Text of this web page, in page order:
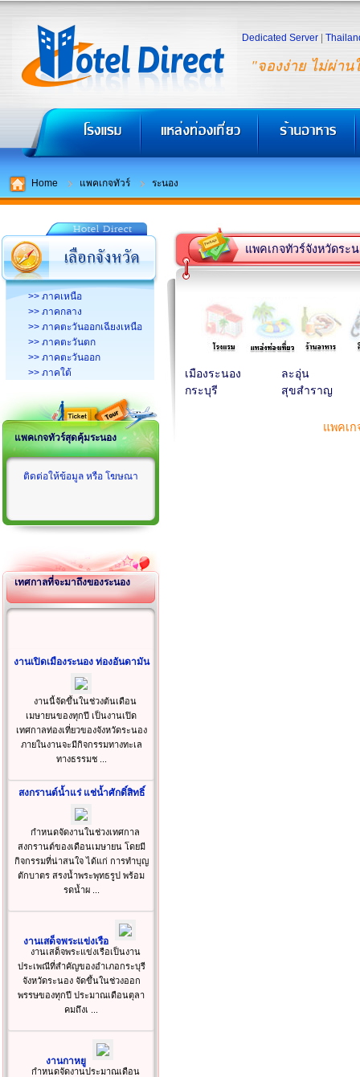
"จองง่าย ไม่ผ่าน
Dedicated Server
Home แพคเกจทัวร์ ระนอง
>> ภาคเหนือ
>> ภาคกลาง
>> ภาคตะวันออกเฉียงเหนือ
>> ภาคตะวันตก
>> ภาคตะวันออก
>> ภาคใต้
แพคเกจทัวร์สุดคุ้มระนอง
ติดต่อให้ข้อมูล หรือ โฆษณา
เทศกาลที่จะมาถึงของระนอง
งานเปิดเมืองระนอง ท่องอันดามัน
งานนี้จัดขึ้นในช่วงต้นเดือน
เมษายนของทุกปี เป็นงานเปิด
เทศกาลท่องเที่ยวของจังหวัดระนอง
ภายในงานจะมีกิจกรรมทางทะเล
ทางธรรมช ...
สงกรานต์น้ำแร่ แช่น้ำศักดิ์สิทธิ์
กำหนดจัดงานในช่วงเทศกาล
สงกรานต์ของเดือนเมษายน โดยมี
กิจกรรมที่น่าสนใจ ได้แก่ การทำบุญ
ตักบาตร สรงน้ำพระพุทธรูป พร้อม
รดน้ำผ ...
งานเสด็จพระแข่งเรือ
งานเสด็จพระแข่งเรือเป็นงาน
ประเพณีที่สำคัญของอำเภอกระบุรี
จังหวัดระนอง จัดขึ้นในช่วงออก
พรรษของทุกปี ประมาณเดือนตุลา
คมถึงเ ...
งานกาหยู
กำหนดจัดงานประมาณเดือน
แพคเกจทัวร์จังหวัดระ
เมืองระนอง
ละอุ่น
กระบุรี
สุขสำราญ
แพคเก